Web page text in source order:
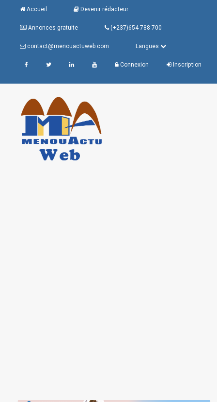
Accueil Devenir rédacteur
Annonces gratuite (+237)654 788 700
contact@menouactuweb.com Langues
Connexion Inscription